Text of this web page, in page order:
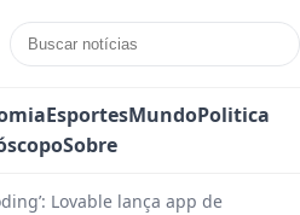
EsportesMundoPolitica
Sobre
Lovable lança app de